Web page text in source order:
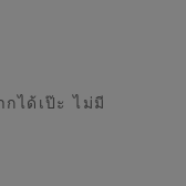
ได้เป๊ะ ไม่มี